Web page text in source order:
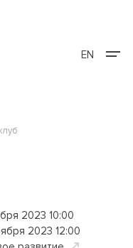
EN
2023 10:00
2023 12:00